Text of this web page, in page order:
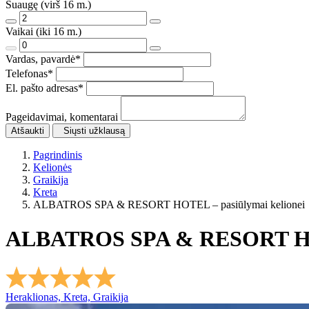
Suaugę (virš 16 m.)
Vaikai (iki 16 m.)
Vardas, pavardė*
Telefonas*
El. pašto adresas*
Pageidavimai, komentarai
Atšaukti Siųsti užklausą
Pagrindinis
Kelionės
Graikija
Kreta
ALBATROS SPA & RESORT HOTEL – pasiūlymai kelionei
ALBATROS SPA & RESORT
Heraklionas, Kreta, Graikija